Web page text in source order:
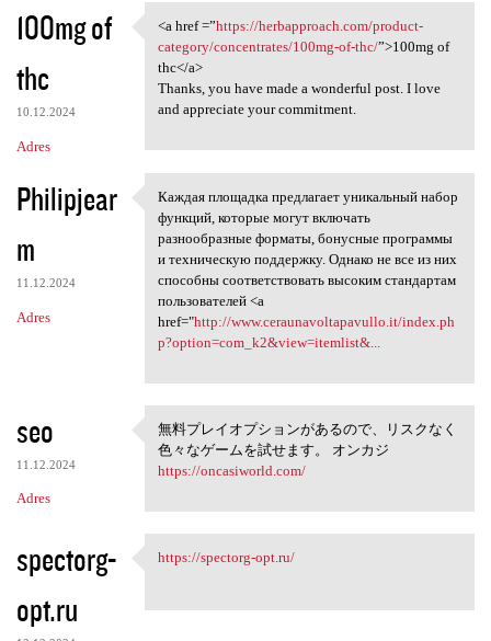
100mg of
thc
10.12.2024
Adres
<a href =”https:/
<a href =”https://herbapproach.com/product-
category/concentrates/100mg-of-thc/”>100mg of
thc</a>
Thanks, you have made a wonderful post. I love
and appreciate your commitment.
Philipjear
m
11.12.2024
Adres
Каждая площадка предлагает
Каждая площадка предлагает уникальный набор
функций, которые могут включать
разнообразные форматы, бонусные программы
и техническую поддержку. Однако не все из них
способны соответствовать высоким стандартам
пользователей <a
href="http://www.ceraunavoltapavullo.it/index.ph
p?option=com_k2&view=itemlist&...
seo
11.12.2024
Adres
無料プレイオプションがある
ので
無料プレイオプションがあるので、リスクなく
色々なゲームを試せます。 オンカジ
https://oncasiworld.com/
spectorg-
opt.ru
https://spectorg-opt.ru/
https://spectorg-opt.ru/